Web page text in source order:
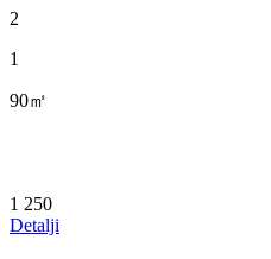
2
1
90㎡
1 250
Detalji